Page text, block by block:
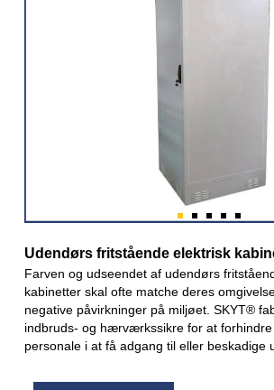
Udendørs fritstående elektrisk
Farven og udseendet af udendørs
kabinetter skal ofte matche deres
negative påvirkninger på miljøet. SKYT®
indbruds- og hærværkssikre for at
personale i at få adgang til eller beskadige